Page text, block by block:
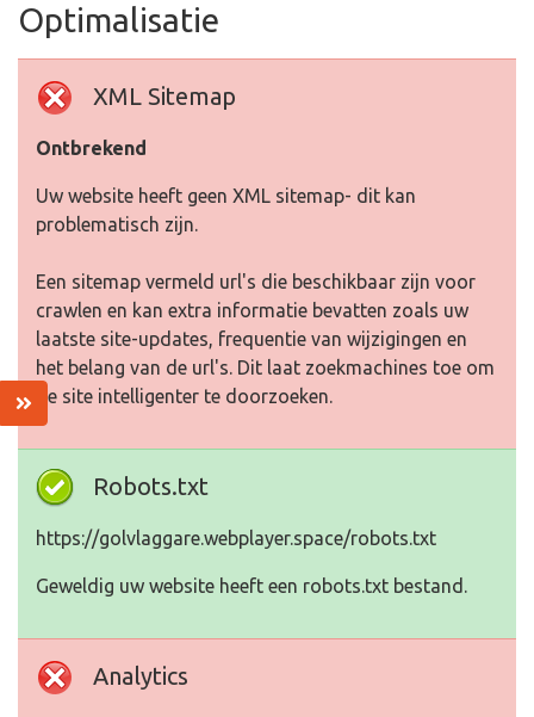
Optimalisatie
XML Sitemap
Ontbrekend
Uw website heeft geen XML sitemap- dit kan
problematisch zijn.
Een sitemap vermeld url's die beschikbaar zijn voor
crawlen en kan extra informatie bevatten zoals uw
laatste site-updates, frequentie van wijzigingen en
het belang van de url's. Dit laat zoekmachines toe om
de site intelligenter te doorzoeken.
Robots.txt
https://golvlaggare.webplayer.space/robots.txt
Geweldig uw website heeft een robots.txt bestand.
Analytics